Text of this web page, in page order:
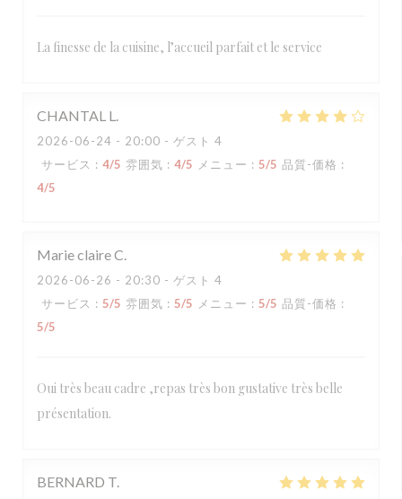
La finesse de la cuisine, l’accueil parfait et le service
CHANTAL L
2026-06-24 - 20:00 - ゲスト 4
サービス : 4/5 雰囲気 : 4/5 メニュー : 5/5 品質-価格 :
4/5
Marie claireC
2026-06-26 - 20:30 - ゲスト 4
サービス : 5/5 雰囲気 : 5/5 メニュー : 5/5 品質-価格 :
5/5
Oui très beau cadre ,repas très bon gustative très belle
présentation.
BERNARD T